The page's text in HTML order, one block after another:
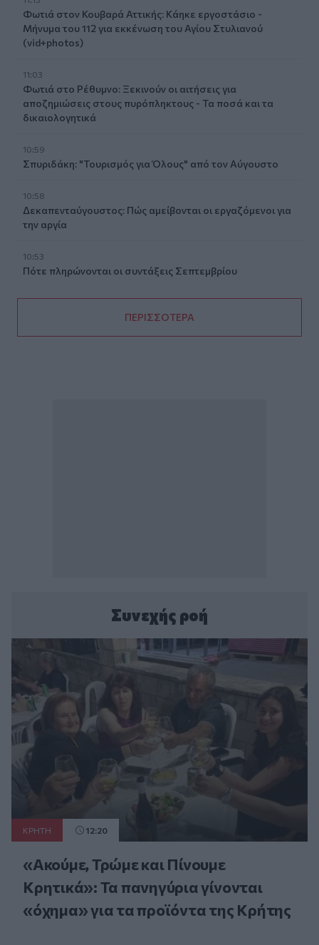
Φωτιά στον Κουβαρά Αττικής: Κάηκε εργοστάσιο -
Μήνυμα του 112 για εκκένωση του Αγίου Στυλιανού
(vid+photos)
11:03
Φωτιά στο Ρέθυμνο: Ξεκινούν οι αιτήσεις για
αποζημιώσεις στους πυρόπληκτους - Τα ποσά και τα
δικαιολογητικά
10:59
Σπυριδάκη: "Τουρισμός για Όλους" από τον Αύγουστο
10:58
Δεκαπενταύγουστος: Πώς αμείβονται οι εργαζόμενοι για
την αργία
10:53
Πότε πληρώνονται οι συντάξεις Σεπτεμβρίου
ΠΕΡΙΣΣΟΤΕΡΑ
Συνεχής ροή
ΚΡΗΤΗ 12:20
«Ακούμε, Τρώμε και Πίνουμε
Κρητικά»: Τα πανηγύρια γίνονται
«όχημα» για τα προϊόντα της Κρήτης